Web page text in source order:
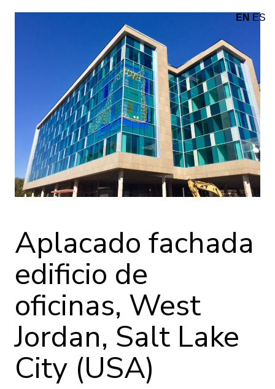
Aplacado fachada
edificio de
oficinas, West
Jordan, Salt Lake
City (USA)
EN ES